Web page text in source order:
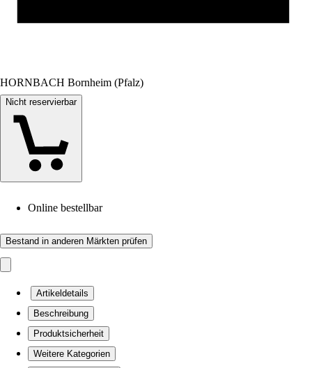
HORNBACH Bornheim (Pfalz)
Nicht reservierbar
Online bestellbar
Bestand in anderen Märkten prüfen
Artikeldetails
Beschreibung
Produktsicherheit
Weitere Kategorien